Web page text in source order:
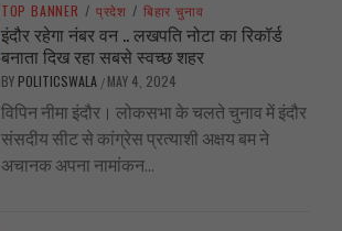
TOP BANNER / प्रदेश / बिहार चुनाव
इंदौर रहेगा नंबर वन .. लखपति नोटा का रिकॉर्ड
बनाता दिख रहा सबसे स्वच्छ शहर
BY POLITICSWALA / MAY 4, 2024
विपिन नीमा इंदौर। लोकसभा के चलते चुनाव में इंदौर
संसदीय सीट से कांग्रेस प्रत्याशी अक्षय बम ने
अचानक अपना नामांकन...